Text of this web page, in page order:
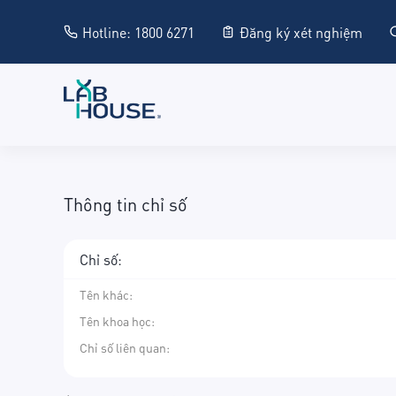
Hotline: 1800 6271 Đăng ký xét nghiệm
Thông tin chỉ số
Chỉ số:
Tên khác:
Tên khoa học:
Chỉ số liên quan: